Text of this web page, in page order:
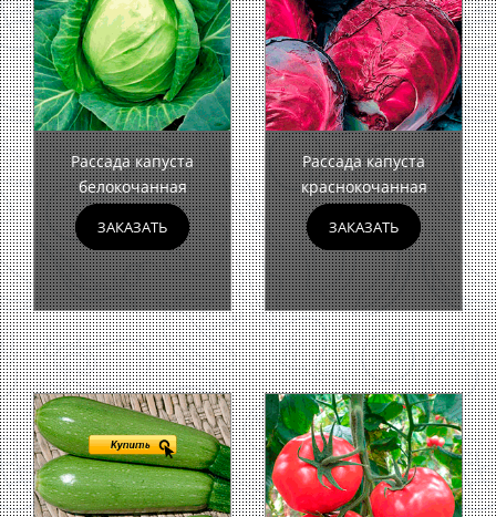
Рассада капуста
белокочанная
ЗАКАЗАТЬ
Рассада капуста
краснокочанная
ЗАКАЗАТЬ